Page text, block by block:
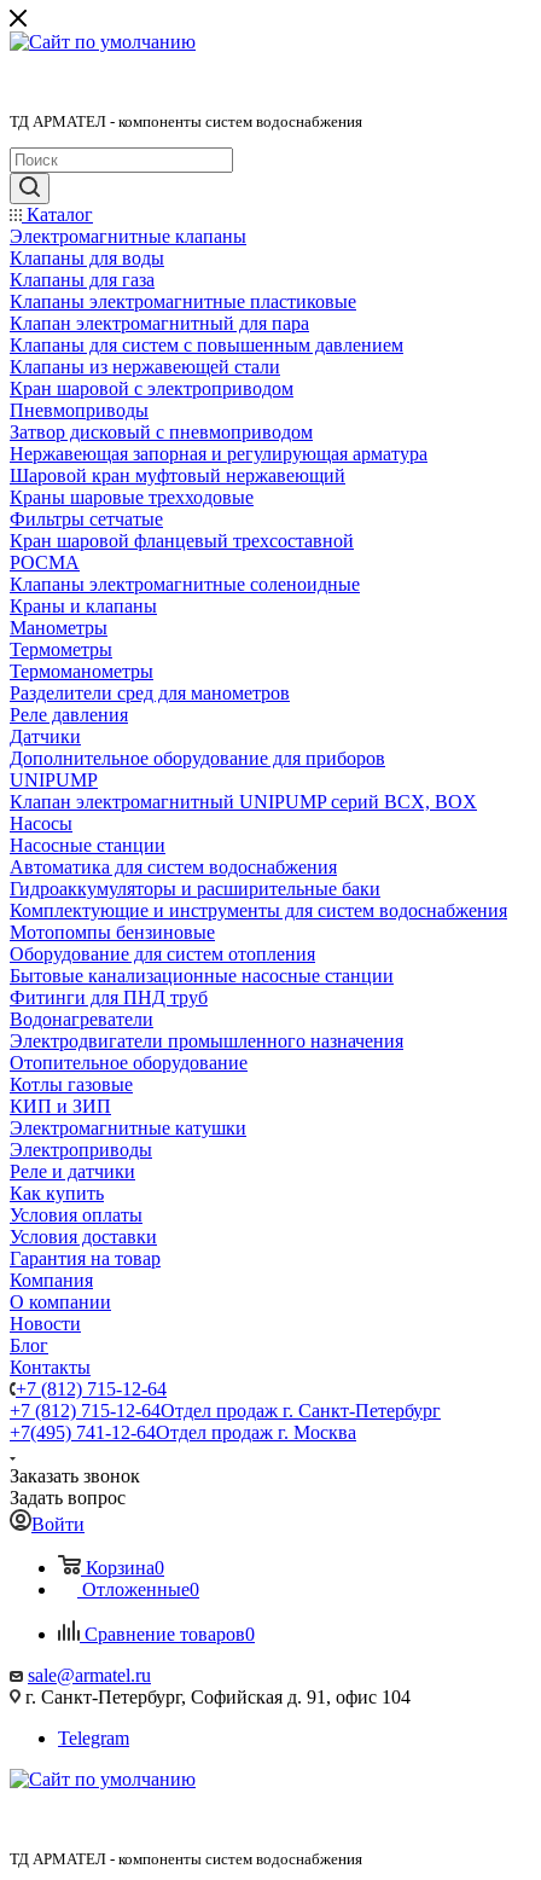
ТД АРМАТЕЛ - компоненты систем водоснабжения
Каталог
Электромагнитные клапаны
Клапаны для воды
Клапаны для газа
Клапаны электромагнитные пластиковые
Клапан электромагнитный для пара
Клапаны для систем с повышенным давлением
Клапаны из нержавеющей стали
Кран шаровой с электроприводом
Пневмоприводы
Затвор дисковый с пневмоприводом
Нержавеющая запорная и регулирующая арматура
Шаровой кран муфтовый нержавеющий
Краны шаровые трехходовые
Фильтры сетчатые
Кран шаровой фланцевый трехсоставной
РОСМА
Клапаны электромагнитные соленоидные
Краны и клапаны
Манометры
Термометры
Термоманометры
Разделители сред для манометров
Реле давления
Датчики
Дополнительное оборудование для приборов
UNIPUMP
Клапан электромагнитный UNIPUMP серий BCX, BOX
Насосы
Насосные станции
Автоматика для систем водоснабжения
Гидроаккумуляторы и расширительные баки
Комплектующие и инструменты для систем водоснабжения
Мотопомпы бензиновые
Оборудование для систем отопления
Бытовые канализационные насосные станции
Фитинги для ПНД труб
Водонагреватели
Электродвигатели промышленного назначения
Отопительное оборудование
Котлы газовые
КИП и ЗИП
Электромагнитные катушки
Электроприводы
Реле и датчики
Как купить
Условия оплаты
Условия доставки
Гарантия на товар
Компания
О компании
Новости
Блог
Контакты
+7 (812) 715-12-64
+7 (812) 715-12-64Отдел продаж г. Санкт-Петербург
+7(495) 741-12-64Отдел продаж г. Москва
Заказать звонок
Задать вопрос
Войти
Корзина0
Отложенные0
Сравнение товаров0
sale@armatel.ru
г. Санкт-Петербург, Софийская д. 91, офис 104
Telegram
ТД АРМАТЕЛ - компоненты систем водоснабжения